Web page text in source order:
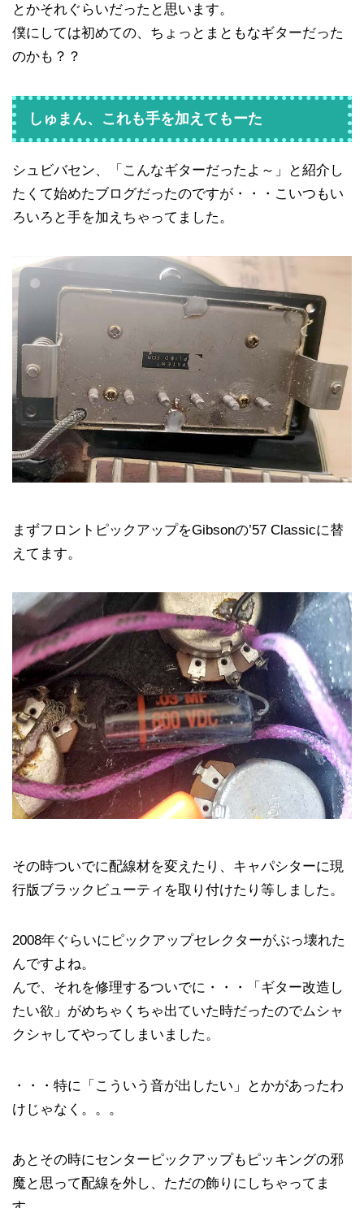
とかそれぐらいだったと思います。
僕にしては初めての、ちょっとまともなギターだった
のかも？？
しゅまん、これも手を加えてもーた
シュビバセン、「こんなギターだったよ～」と紹介し
たくて始めたブログだったのですが・・・こいつもい
ろいろと手を加えちゃってました。
まずフロントピックアップをGibsonの’57 Classicに替
えてます。
その時ついでに配線材を変えたり、キャパシターに現
行版ブラックビューティを取り付けたり等しました。
2008年ぐらいにピックアップセレクターがぶっ壊れた
んですよね。
んで、それを修理するついでに・・・「ギター改造し
たい欲」がめちゃくちゃ出ていた時だったのでムシャ
クシャしてやってしまいました。
・・・特に「こういう音が出したい」とかがあったわ
けじゃなく。。。
あとその時にセンターピックアップもピッキングの邪
魔と思って配線を外し、ただの飾りにしちゃってま